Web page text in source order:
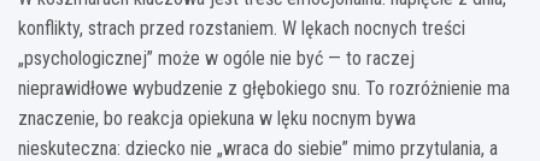
konflikty, strach przed rozstaniem. W lękach nocnych treści
„psychologicznej” może w ogóle nie być — to raczej
nieprawidłowe wybudzenie z głębokiego snu. To rozróżnienie ma
znaczenie, bo reakcja opiekuna w lęku nocnym bywa
nieskuteczna: dziecko nie „wraca do siebie” mimo przytulania, a